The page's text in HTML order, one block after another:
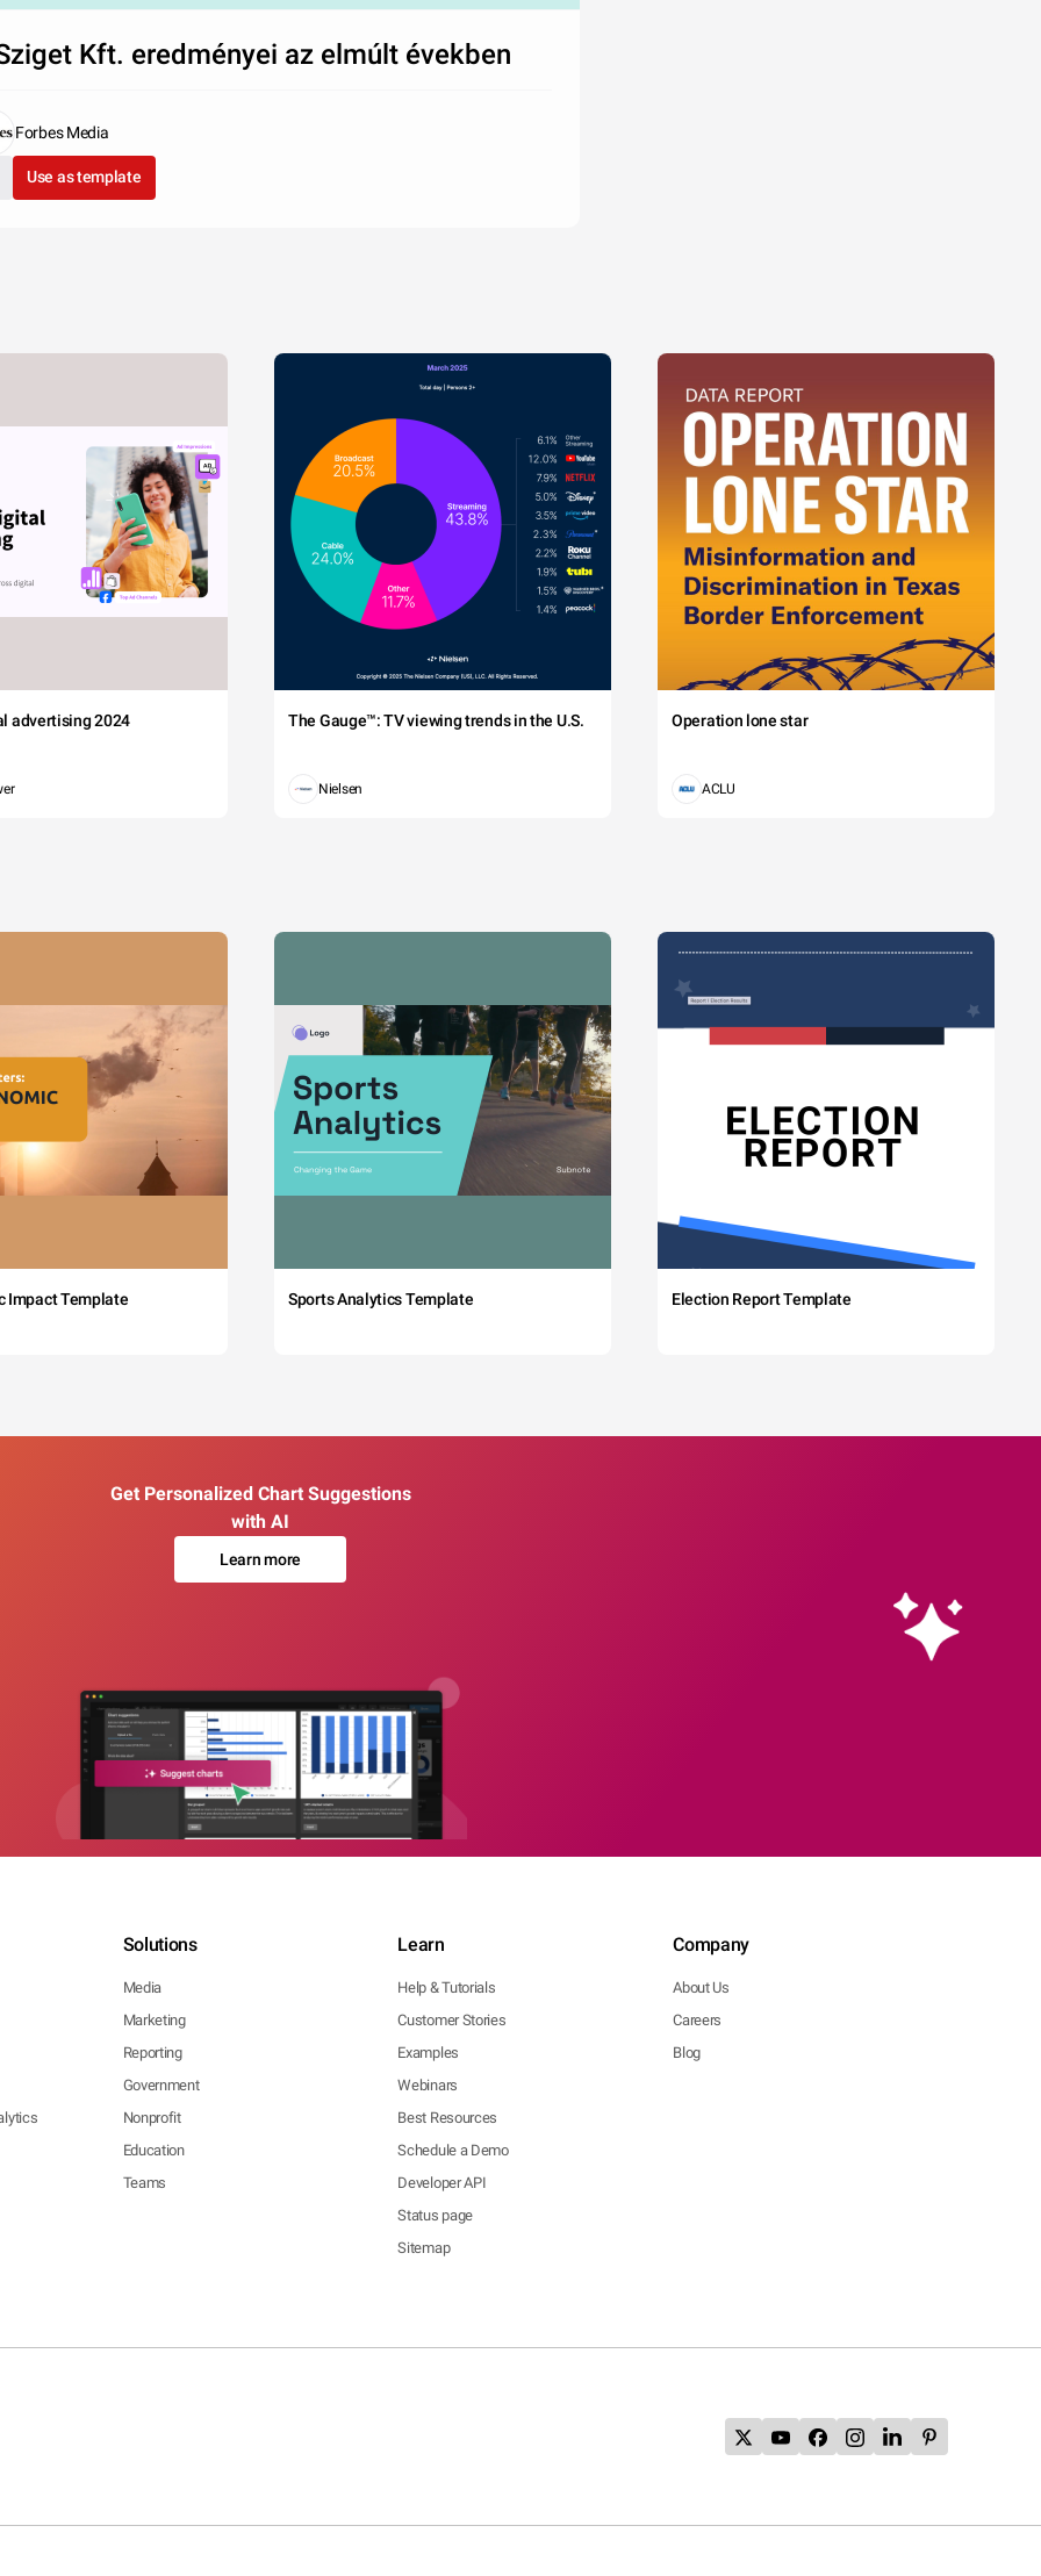
Kft. eredményei az elmúlt években
Forbes Media
Use as template
advertising 2024 The Gauge™: TV viewing trends in the U.S.
Nielsen
Operation lone star
ACLU
Impact Template Sports Analytics Template Election Report Template
Get Personalized Chart Suggestions
with AI
Learn more
Solutions
Media
Marketing
Reporting
Government
Nonprofit
Education
Teams
Learn
Help & Tutorials
Customer Stories
Examples
Webinars
Best Resources
Schedule a Demo
Developer API
Status page
Sitemap
Company
About Us
Careers
Blog